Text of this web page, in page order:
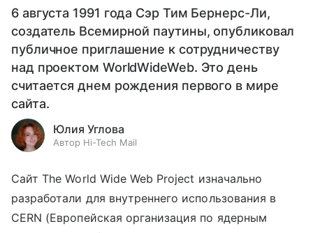
6 августа 1991 года Сэр Тим Бернерс-Ли,
создатель Всемирной паутины, опубликовал
публичное приглашение к сотрудничеству
над проектом WorldWideWeb. Это день
считается днем рождения первого в мире
сайта.
Юлия Углова
Автор Hi-Tech Mail
Сайт The World Wide Web Project изначально
разработали для внутреннего использования в
CERN (Европейская организация по ядерным